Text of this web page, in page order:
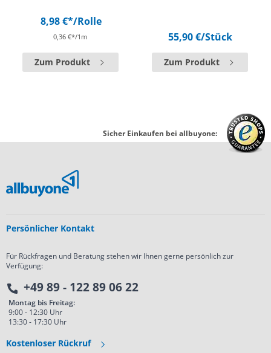
8,98 €*/Rolle
0,36 €*/1m
Zum Produkt
55,90 €/Stück
Zum Produkt
Sicher Einkaufen bei allbuyone:
Persönlicher Kontakt
Für Rückfragen und Beratung stehen wir Ihnen gerne persönlich zur
Verfügung:
+49 89 - 122 89 06 22
Montag bis Freitag:
9:00 - 12:30 Uhr
13:30 - 17:30 Uhr
Kostenloser Rückruf